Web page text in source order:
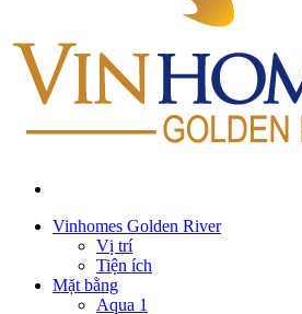
Vinhomes Golden River
Vị trí
Tiện ích
Mặt bằng
Aqua 1